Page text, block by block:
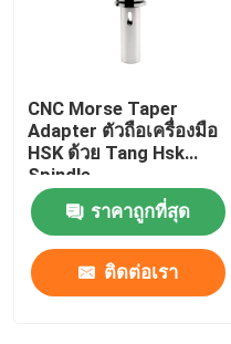
CNC Morse Taper
Adapter ตัวถือเครื่องมือ
HSK ด้วย Tang Hsk
Spindle
ราคาถูกที่สุด
ติดต่อเรา